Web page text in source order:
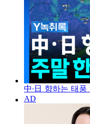
中·日 향하는 태